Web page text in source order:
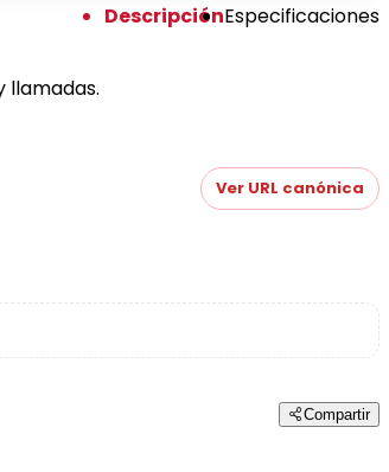
DescripciónEspecificaciones
llamadas.
Ver URL canónica
Compartir